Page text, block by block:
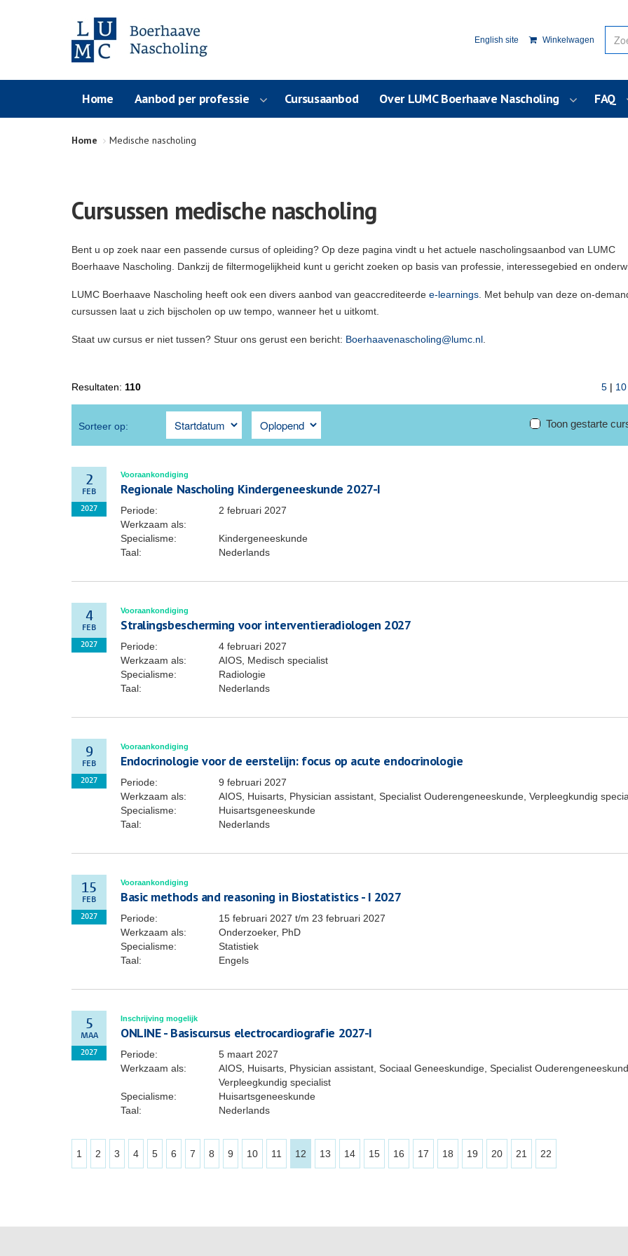
English site Winkelwagen
Home Aanbod per professie Cursusaanbod Over LUMC Boerhaave Nascholing FAQ
Home Medische nascholing
Cursussen medische nascholing
Bent u op zoek naar een passende cursus of opleiding? Op deze pagina vindt u het actuele nascholingsaanbod van LUMC
Boerhaave Nascholing. Dankzij de filtermogelijkheid kunt u gericht zoeken op basis van professie, interessegebied en
LUMC Boerhaave Nascholing heeft ook een divers aanbod van geaccrediteerde e-learnings . Met behulp van deze on-
cursussen laat u zich bijscholen op uw tempo, wanneer het u uitkomt.
Staat uw cursus er niet tussen? Stuur ons gerust een bericht: Boerhaavenascholing@lumc.nl
Resultaten: 110 5| 10
Sorteer op: Toon gestarte
2
FEB
2027
Vooraankondiging
Regionale Nascholing Kindergeneeskunde 2027-I
Periode:
2 februari 2027
Werkzaam als:
Specialisme:
Kindergeneeskunde
Taal:
Nederlands
4
FEB
2027
Vooraankondiging
Stralingsbescherming voor interventieradiologen 2027
Periode:
4 februari 2027
Werkzaam als:
AIOS, Medisch specialist
Specialisme:
Radiologie
Taal:
Nederlands
9
FEB
2027
Vooraankondiging
Endocrinologie voor de eerstelijn: focus op acute endocrinologie
Periode:
9 februari 2027
Werkzaam als:
AIOS, Huisarts, Physician assistant, Specialist Ouderengeneeskunde, Verpleegkundig
Specialisme:
Huisartsgeneeskunde
Taal:
Nederlands
15
FEB
2027
Vooraankondiging
Basic methods and reasoning in Biostatistics - I 2027
Periode: 15 februari 2027 t/m 23 februari 2027
Werkzaam als:
Onderzoeker, PhD
Specialisme:
Statistiek
Taal:
Engels
5
MAA
2027
Inschrijving mogelijk
ONLINE - Basiscursus electrocardiografie 2027-I
Periode:
5 maart 2027
Werkzaam als:
AIOS, Huisarts, Physician assistant, Sociaal Geneeskundige, Specialist
Verpleegkundig specialist
Specialisme:
Huisartsgeneeskunde
Taal:
Nederlands
1 2 3 4 5 6 7 8 9 10 11 12 13 14 15 16 17 18 19 20 21 22